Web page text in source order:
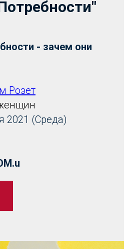
- зачем они
Розет
2021 (Среда)